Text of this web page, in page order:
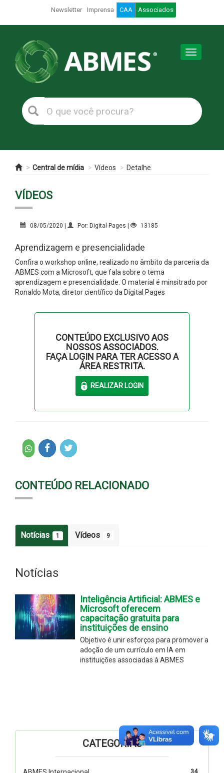
Newsletter Imprensa CAA Associados
Toggle
Central de mídia Vídeos Detalhe
VÍDEOS
08/05/2020 | Por: Digital Pages | 13185
Aprendizagem e presencialidade
Confira o workshop online, realizado no âmbito da parceria da
ABMES com a Microsoft, que fala sobre o tema
aprendizagem e presencialidade. O material é minsitrado por
Ronaldo Mota, diretor científico da Digital Pages
CONTEÚDO EXCLUSIVO AOS
NOSSOS ASSOCIADOS.
FAÇA LOGIN PARA TER ACESSO A
ÁREA RESTRITA.
CONTEÚDO RELACIONADO
Notícias 1 Vídeos 9
Notícias
Inteligência Artificial: ABMES e
Microsoft oferecem
capacitação gratuita para
instituições de ensino
Objetivo é unir esforços para promover a
adoção de um currículo em IA em
instituições associadas à ABMES
CATEGORIAS
34